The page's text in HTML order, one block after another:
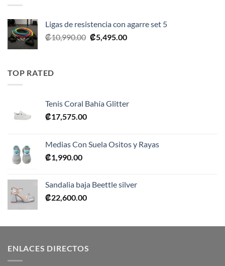
Ligas de resistencia con agarre set 5
₡10,990.00 El
₡5,495.00El
TOP RATED
Tenis Coral Bahía Glitter
₡17,575.00
Medias Con Suela Ositos y Rayas
₡1,990.00
Sandalia baja Beettle silver
₡22,600.00
ENLACES DIRECTOS